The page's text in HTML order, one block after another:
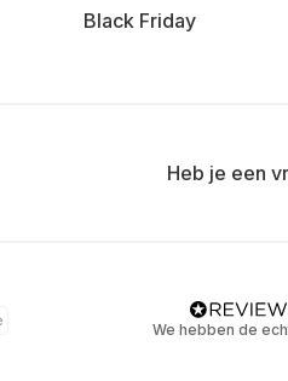
Black Friday
Heb je een
We hebben de